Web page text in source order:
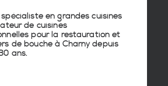
en grandes cuisines
de cuisines
pour la restauration et
de bouche à Charny depuis
ans.